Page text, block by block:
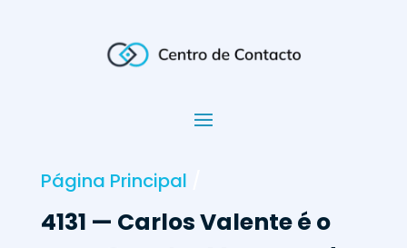
Página Principal
4131 — Carlos Valente é o